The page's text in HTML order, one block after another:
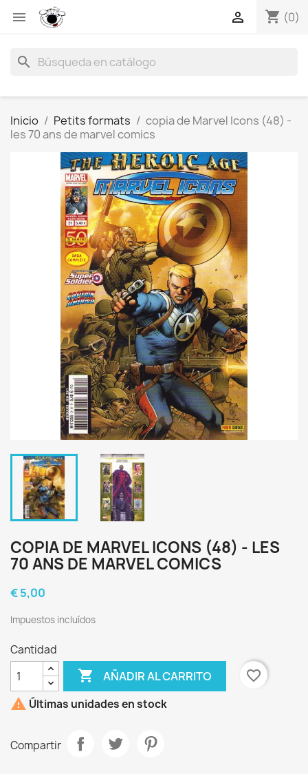
 shopping_cart (0)

search
Inicio Petits formats
copia de Marvel Icons (48) -
les 70 ans de marvel comics
COPIA DE MARVEL ICONS (48) - LES
70 ANS DE MARVEL COMICS
€ 5,00
Impuestos incluídos
Cantidad
 AÑADIR AL CARRITO
favorite_border
 Últimas unidades en stock
Compartir